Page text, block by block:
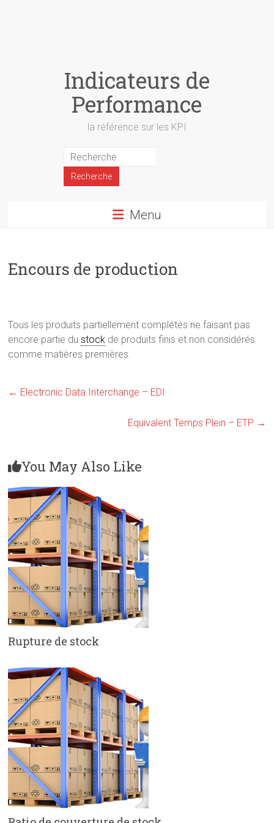
Indicateurs de
Performance
la référence sur les KPI
Menu
Encours de production
Tous les produits partiellement complétés ne faisant pas
encore partie dustock de produits finis et non considérés
comme matières premières.
← Electronic Data Interchange – EDI
Equivalent Temps Plein – ETP →
You May Also Like
Rupture de stock